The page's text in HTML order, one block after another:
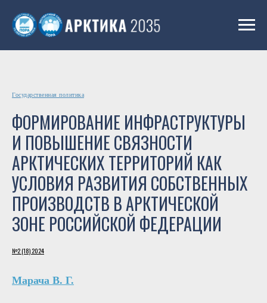
Государственная политика
ФОРМИРОВАНИЕ ИНФРАСТРУКТУРЫ
И ПОВЫШЕНИЕ СВЯЗНОСТИ
АРКТИЧЕСКИХ ТЕРРИТОРИЙ КАК
УСЛОВИЯ РАЗВИТИЯ СОБСТВЕННЫХ
ПРОИЗВОДСТВ В АРКТИЧЕСКОЙ
ЗОНЕ РОССИЙСКОЙ ФЕДЕРАЦИИ
№2 (18) 2024
Марача В. Г.